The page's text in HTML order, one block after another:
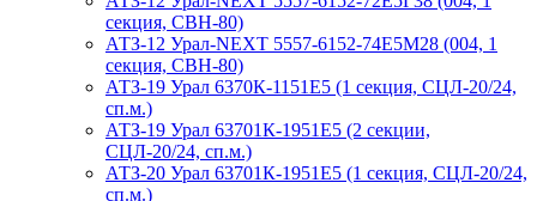
секция, СВН-80)
АТЗ-12 Урал-NEXT 5557-6152-74Е5М28 (004, 1
секция, СВН-80)
АТЗ-19 Урал 6370К-1151Е5 (1 секция, СЦЛ-20/24,
сп.м.)
АТЗ-19 Урал 63701К-1951Е5 (2 секции,
СЦЛ-20/24, сп.м.)
АТЗ-20 Урал 63701К-1951Е5 (1 секция, СЦЛ-20/24,
сп.м.)